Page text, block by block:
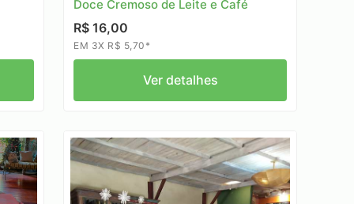
Doce Cremoso de Leite e Café
R$ 16,00
EM 3X R$ 5,70*
Ver detalhes